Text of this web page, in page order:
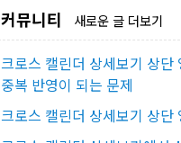
커뮤니티 새로운 글 더보기
크로스 캘린더 상세보기 상단
중복 반영이 되는 문제
크로스 캘린더 상세보기 상단